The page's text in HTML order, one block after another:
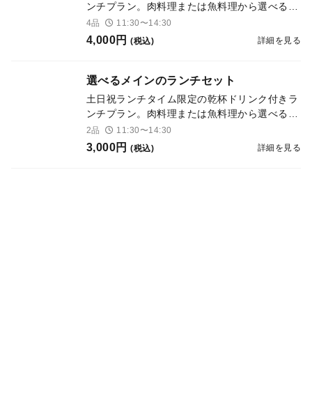
ンチプラン。肉料理または魚料理から選べるメ
インなどの軽いコース仕立ての4皿構成
4品 11:30〜14:30
4,000円 (税込) 詳細を見る
選べるメインのランチセット
土日祝ランチタイム限定の乾杯ドリンク付きラ
ンチプラン。肉料理または魚料理から選べるメ
インの全２皿。
2品 11:30〜14:30
3,000円 (税込) 詳細を見る